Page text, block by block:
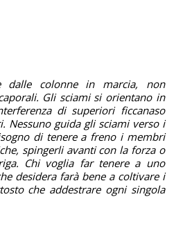
dalle colonne in marcia, non
Gli sciami si orientano in
di superiori ficcanaso
Nessuno guida gli sciami verso i
di tenere a freno i membri
spingerli avanti con la forza o
Chi voglia far tenere a uno
desidera farà bene a coltivare i
che addestrare ogni singola